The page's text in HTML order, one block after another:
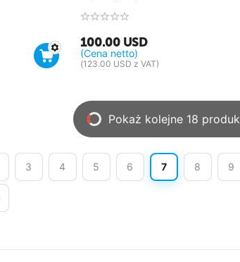
100.00 USD
(Cena netto)
(123.00 USD z VAT)
Pokaż kolejne 18
3 4 5 6 7 8 9